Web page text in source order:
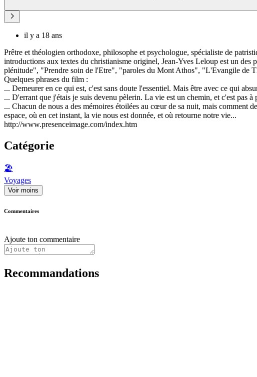
il y a 18 ans
Prêtre et théologien orthodoxe, philosophe et psychologue, spécialiste de
introductions aux textes du christianisme originel, Jean-Yves Leloup est un
plénitude", "Prendre soin de l'Etre", "paroles du Mont Athos", "L'Evangile
Quelques phrases du film :
... Demeurer en ce qui est, c'est sans doute l'essentiel. Mais être avec ce qui
... D'errant que j'étais je suis devenu pèlerin. La vie est un chemin, et c'est pas
... Chacun de nous a des mémoires étoilées au cœur de sa nuit, mais comment
espace, où en cet instant, la vie nous est donnée, et où retourne notre vie...
http://www.presenceimage.com/index.htm
Catégorie
🏖
Voyages
Voir moins
Commentaires
Ajoute ton commentaire
Recommandations